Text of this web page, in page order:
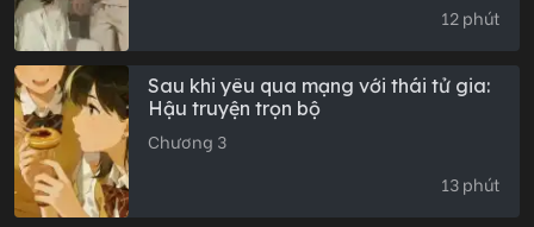
12 phút
Sau khi yêu qua mạng với thái tử gia:
Hậu truyện trọn bộ
Chương 3
13 phút